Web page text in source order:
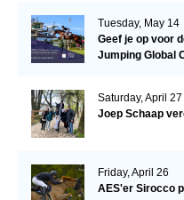
Tuesday, May 14
Geef je op voor
Jumping Global
Saturday, April 27
Joep Schaap
Friday, April 26
AES'er Sirocco